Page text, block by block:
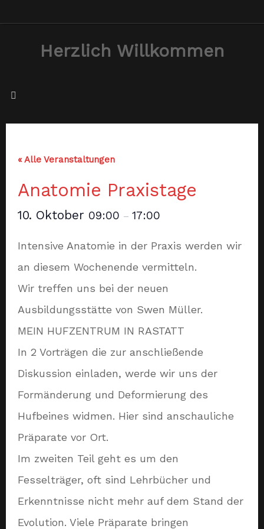
Herzlich Willkommen
« Alle Veranstaltungen
Anatomie Praxistage
10. Oktober 09:00 – 17:00
Intensive Anatomie in der Praxis werden wir
an diesem Wochenende vermitteln.
Wir treffen uns bei der neuen
Ausbildungsstätte von Swen Müller.
MEIN HUFZENTRUM IN RASTATT
In 2 Vorträgen die zur anschließende
Diskussion einladen, werde wir uns der
Formänderung und Deformierung des
Hufbeines widmen. Hier sind anschauliche
Präparate vor Ort.
Im zweiten Teil geht es um den
Fesselträger, oft sind Lehrbücher und
Erkenntnisse nicht mehr auf dem Stand der
Evolution. Viele Präparate bringen